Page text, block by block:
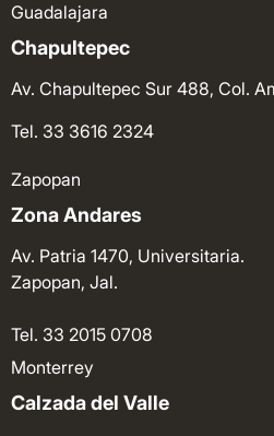
Guadalajara
Chapultepec
Av. Chapultepec Sur 488, Col.
Tel. 33 3616 2324
Zapopan
Zona Andares
Av. Patria 1470, Universitaria.
Zapopan, Jal.
Tel. 33 2015 0708
Monterrey
Calzada del Valle